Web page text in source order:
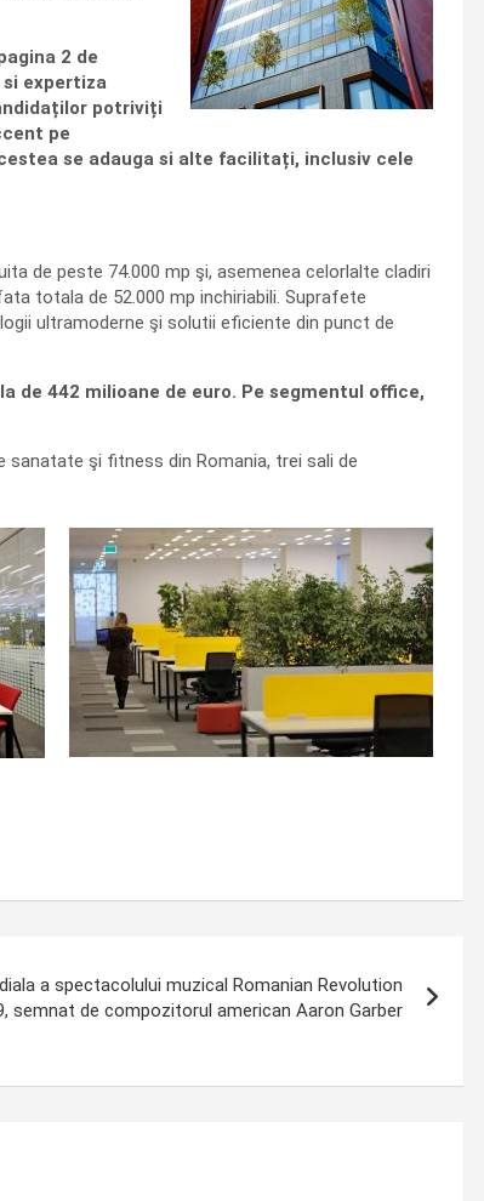
2 de
expertiza
potriviți
pe
se adauga si alte facilitați, inclusiv cele
de peste 74.000 mp şi, asemenea celorlalte cladiri
totala de 52.000 mp inchiriabili. Suprafete
ultramoderne şi solutii eficiente din punct de
de 442 milioane de euro. Pe segmentul office,
sanatate şi fitness din Romania, trei sali de
a spectacolului muzical Romanian Revolution
semnat de compozitorul american Aaron Garber